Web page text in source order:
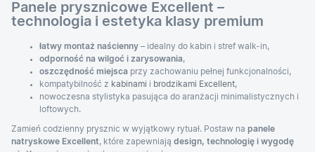
Panele prysznicowe Excellent –
technologia i estetyka klasy premium
łatwy montaż naścienny – idealny do kabin i stref walk-in,
odporność na wilgoć i zarysowania,
oszczędność miejsca przy zachowaniu pełnej funkcjonalności,
kompatybilność z kabinami i brodzikami Excellent,
nowoczesna stylistyka pasująca do aranżacji minimalistycznych i
loftowych.
Zamień codzienny prysznic w wyjątkowy rytuał. Postaw na panele
natryskowe Excellent, które zapewniają design, technologię i wygodę